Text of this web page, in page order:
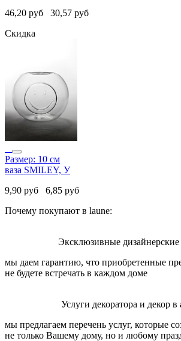
46,20 руб 30,57 руб
Скидка
Размер: 10 см
ваза SMILEY, У
9,90 руб 6,85 руб
Почему покупают в laune:
Эксклюзивные дизайнерские
мы даем гарантию, что приобретенные
не будете встречать в каждом доме
Услуги декоратора и декор в
мы предлагаем перечень услуг, которые
не только Вашему дому, но и любому